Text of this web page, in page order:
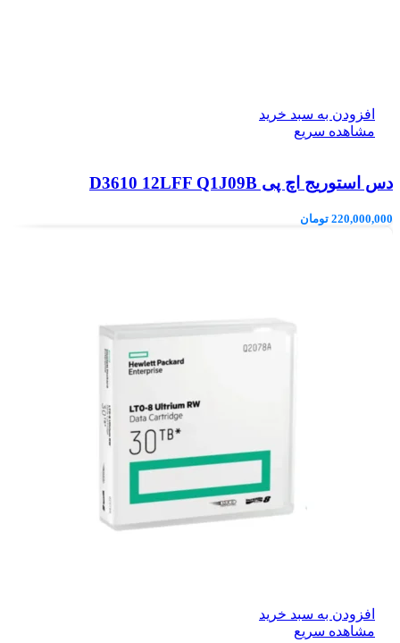
افزودن به سبد خرید
مشاهده سریع
دس استوریج اچ پی D3610 12LFF Q1J09B
220,000,000 تومان
افزودن به سبد خرید
مشاهده سریع